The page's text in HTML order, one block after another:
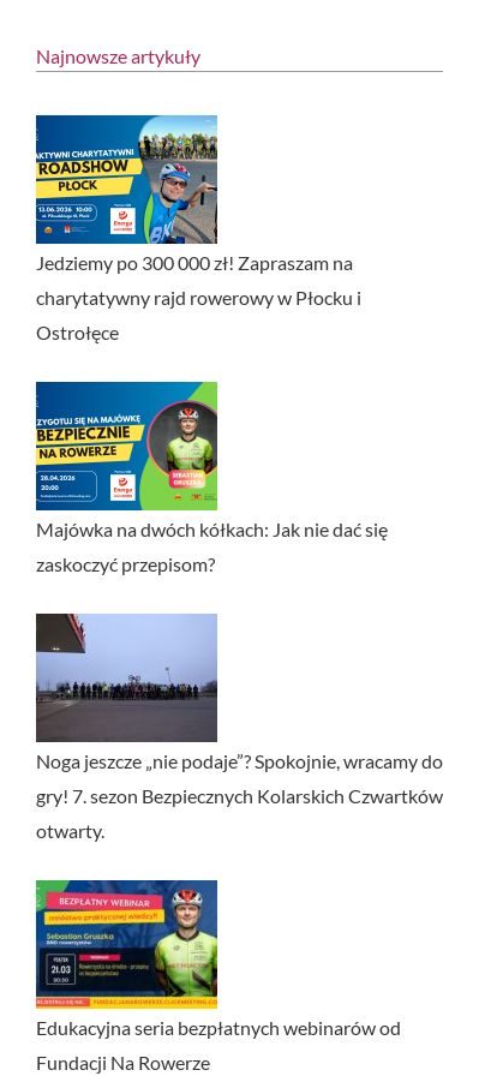
Najnowsze artykuły
Jedziemy po 300 000 zł! Zapraszam na
charytatywny rajd rowerowy w Płocku i
Ostrołęce
Majówka na dwóch kółkach: Jak nie dać się
zaskoczyć przepisom?
Noga jeszcze „nie podaje”? Spokojnie, wracamy do
gry! 7. sezon Bezpiecznych Kolarskich Czwartków
otwarty.
Edukacyjna seria bezpłatnych webinarów od
Fundacji Na Rowerze